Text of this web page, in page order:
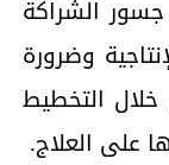
الشراكة
وضرورة
التخطيط
على العلاج.